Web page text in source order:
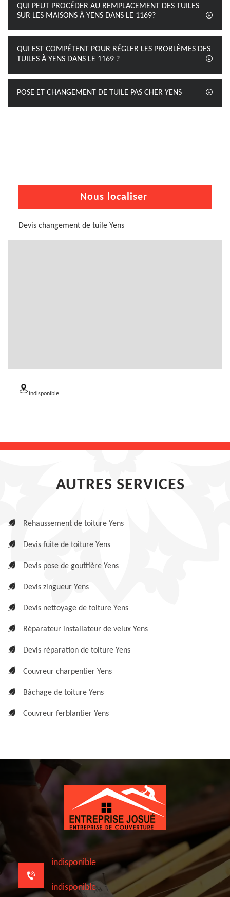
QUI PEUT PROCÉDER AU REMPLACEMENT DES TUILES
SUR LES MAISONS À YENS DANS LE 1169?
QUI EST COMPÉTENT POUR RÉGLER LES PROBLÈMES DES
TUILES À YENS DANS LE 1169 ?
POSE ET CHANGEMENT DE TUILE PAS CHER YENS
Nous localiser
Devis changement de tuile Yens
indisponible
AUTRES SERVICES
Rehaussement de toiture Yens
Devis fuite de toiture Yens
Devis pose de gouttière Yens
Devis zingueur Yens
Devis nettoyage de toiture Yens
Réparateur installateur de velux Yens
Devis réparation de toiture Yens
Couvreur charpentier Yens
Bâchage de toiture Yens
Couvreur ferblantier Yens
indisponible
indisponible